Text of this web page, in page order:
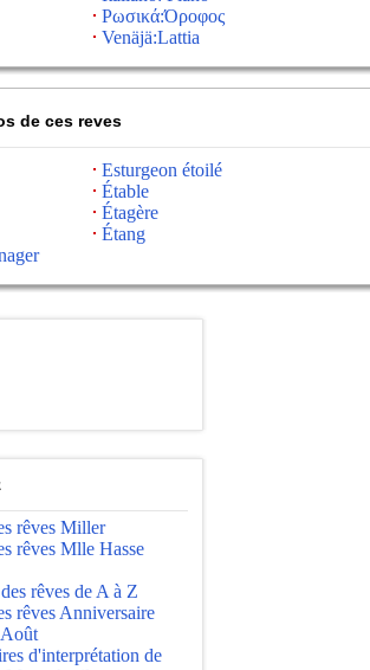
Ρωσικά:Όροφος
Venäjä:Lattia
de ces reves
Esturgeon étoilé
Étable
Étagère
Étang
rêves Miller
rêves Mlle Hasse
rêves de A à Z
rêves Anniversaire
d'interprétation de